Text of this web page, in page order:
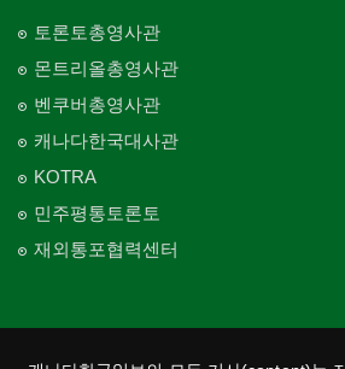
토론토총영사관
몬트리올총영사관
벤쿠버총영사관
캐나다한국대사관
KOTRA
민주평통토론토
재외통포협력센터